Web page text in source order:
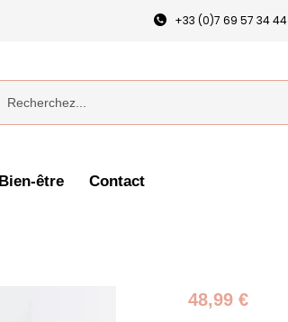
+33 (0)7 69 57 34 44
Bien-être Contact
48,99 €